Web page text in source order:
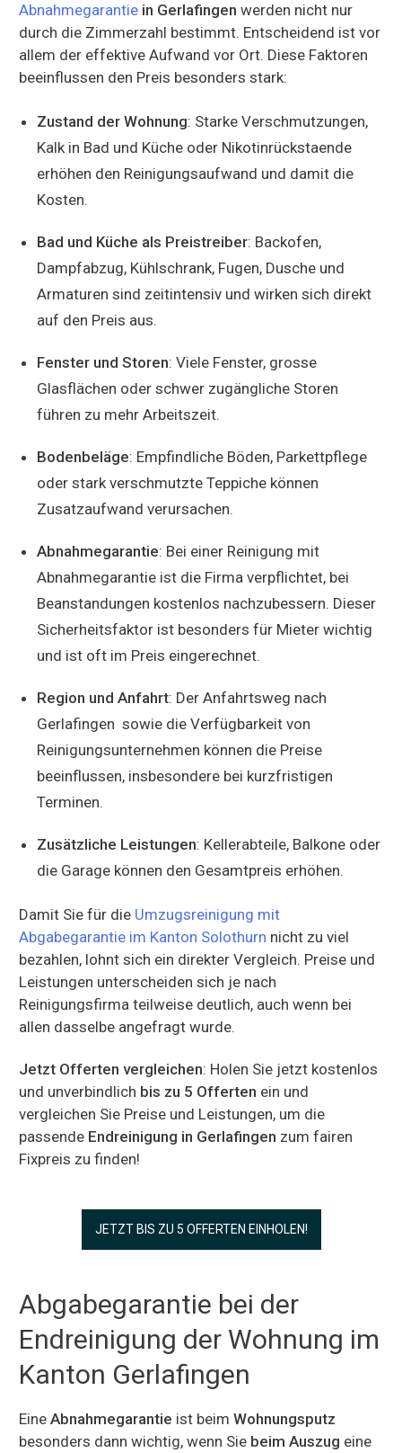
Abnahmegarantie in Gerlafingen werden nicht nur
durch die Zimmerzahl bestimmt. Entscheidend ist vor
allem der effektive Aufwand vor Ort. Diese Faktoren
beeinflussen den Preis besonders stark:
Zustand der Wohnung: Starke Verschmutzungen,
Kalk in Bad und Küche oder Nikotinrückstaende
erhöhen den Reinigungsaufwand und damit die
Kosten.
Bad und Küche als Preistreiber: Backofen,
Dampfabzug, Kühlschrank, Fugen, Dusche und
Armaturen sind zeitintensiv und wirken sich direkt
auf den Preis aus.
Fenster und Storen: Viele Fenster, grosse
Glasflächen oder schwer zugängliche Storen
führen zu mehr Arbeitszeit.
Bodenbeläge: Empfindliche Böden, Parkettpflege
oder stark verschmutzte Teppiche können
Zusatzaufwand verursachen.
Abnahmegarantie: Bei einer Reinigung mit
Abnahmegarantie ist die Firma verpflichtet, bei
Beanstandungen kostenlos nachzubessern. Dieser
Sicherheitsfaktor ist besonders für Mieter wichtig
und ist oft im Preis eingerechnet.
Region und Anfahrt: Der Anfahrtsweg nach
Gerlafingen sowie die Verfügbarkeit von
Reinigungsunternehmen können die Preise
beeinflussen, insbesondere bei kurzfristigen
Terminen.
Zusätzliche Leistungen: Kellerabteile, Balkone oder
die Garage können den Gesamtpreis erhöhen.
Damit Sie für die Umzugsreinigung mit
Abgabegarantie im Kanton Solothurn nicht zu viel
bezahlen, lohnt sich ein direkter Vergleich. Preise und
Leistungen unterscheiden sich je nach
Reinigungsfirma teilweise deutlich, auch wenn bei
allen dasselbe angefragt wurde.
Jetzt Offerten vergleichen: Holen Sie jetzt kostenlos
und unverbindlich bis zu 5 Offerten ein und
vergleichen Sie Preise und Leistungen, um die
passende Endreinigung in Gerlafingen zum fairen
Fixpreis zu finden!
JETZT BIS ZU 5 OFFERTEN EINHOLEN!
Abgabegarantie bei der
Endreinigung der Wohnung im
Kanton Gerlafingen
Eine Abnahmegarantie ist beim Wohnungsputz
besonders dann wichtig, wenn Sie beim Auszug eine